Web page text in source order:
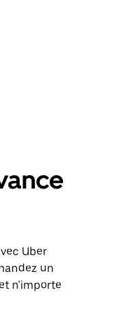
Uber
un
n'importe